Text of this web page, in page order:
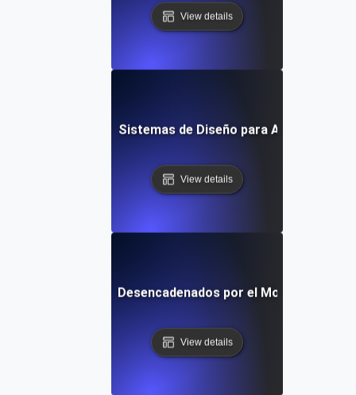
View details
¿Qué son los Sistemas de Diseño para Accesibilidad?
View details
los Trastornos Desencadenados por el Movimiento en
View details